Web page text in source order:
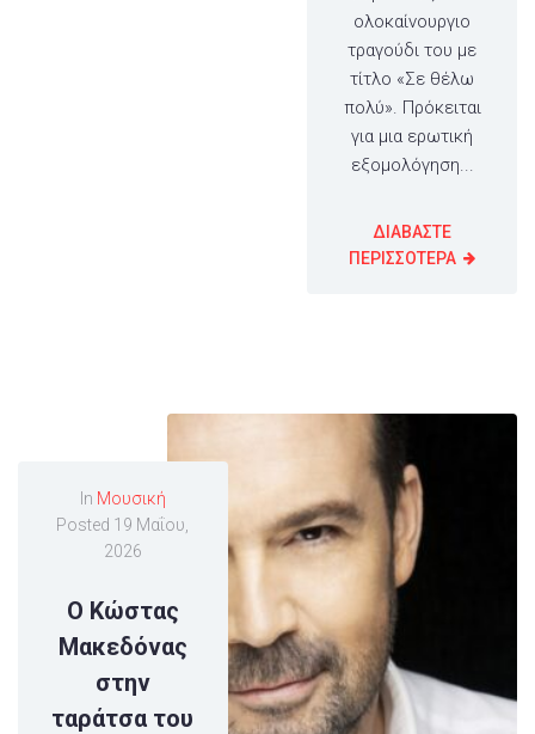
ολοκαίνουργιο
τραγούδι του με
τίτλο «Σε θέλω
πολύ». Πρόκειται
για μια ερωτική
εξομολόγηση...
ΔΙΑΒΑΣΤΕ
ΠΕΡΙΣΣΟΤΕΡΑ
In Μουσική
Posted 19 Μαΐου,
2026
Ο Κώστας
Μακεδόνας
στην
ταράτσα του